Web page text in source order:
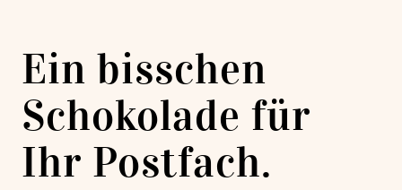
Ein bisschen
Schokolade für
Ihr Postfach.